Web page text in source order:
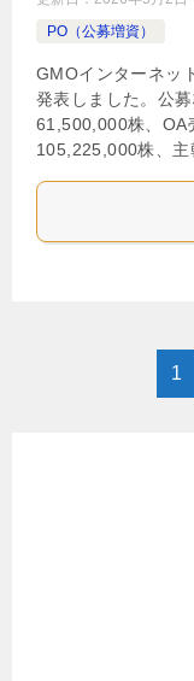
PO（公募増資）
GMOインターネッ
発表しました。公
61,500,000株、OA
105,225,000株、
1